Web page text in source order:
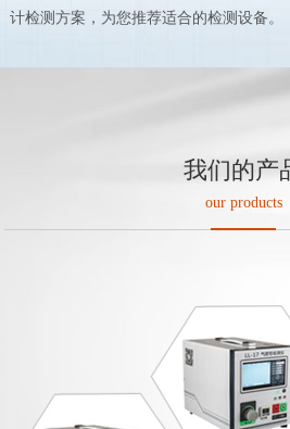
计检测方案，为您推荐适合的检测设备。
我们的产
our products